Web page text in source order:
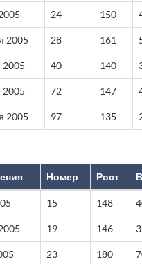
24 150
2005 28 161
2005 40 140
2005 72 147
2005 97 135
Номер Рост
15 148
19 146
23 180